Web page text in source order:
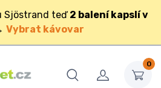
Sjöstrand teď 2 balení kapslí v
Vybrat kávovar
0